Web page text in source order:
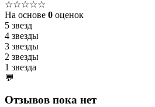
☆☆☆☆☆
На основе 0 оценок
5 звезд
4 звезды
3 звезды
2 звезды
1 звезда
💬
Отзывов пока нет